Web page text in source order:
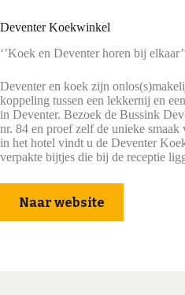
Deventer Koekwinkel
‘’Koek en Deventer horen bij
Deventer en koek zijn
koppeling tussen een lekkernij en
in Deventer. Bezoek de Bussink
nr. 84 en proef zelf de unieke
in het hotel vindt u de Deventer
verpakte bijtjes die bij de receptie
Naar website